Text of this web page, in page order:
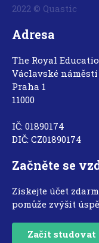
2022 © Quastic
Adresa
The Royal
Václavské náměstí
Praha 1
11000
IČ: 01890174
DIČ: CZ01890174
Začněte se
Získejte účet
pomůže zvýšit
Začít studovat